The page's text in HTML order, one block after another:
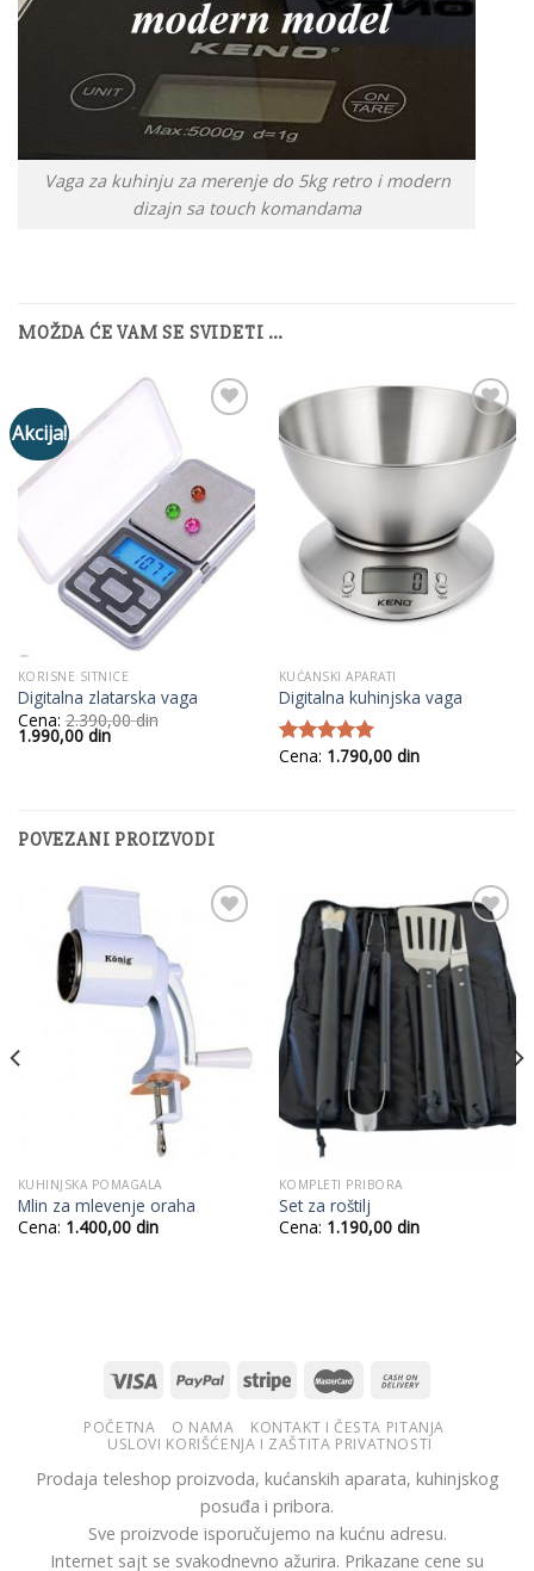
Vaga za kuhinju za merenje do 5kg retro i modern
dizajn sa touch komandama
MOŽDA ĆE VAM SE SVIDETI …
Akcija!
Add to
Wishlist
KORISNE SITNICE
Digitalna zlatarska vaga
Cena: 2.390,00din
Originalna
cena
1.990,00dinTrenutna
cena
Add to
Wishlist
KUĆANSKI APARATI
Digitalna kuhinjska vaga
Ocenjeno
Cena: 1.790,00din
POVEZANI PROIZVODI
KUHINJSKA POMAGALA
Mlin za mlevenje oraha
Cena: 1.400,00din
Add to
Wishlist
KOMPLETI PRIBORA
Set za roštilj
Cena: 1.190,00din
POČETNA O NAMA
KONTAKT I ČESTA PITANJA
USLOVI KORIŠĆENJA I ZAŠTITA PRIVATNOSTI
Prodaja teleshop proizvoda, kućanskih aparata, kuhinjskog
posuđa i pribora.
Sve proizvode isporučujemo na kućnu adresu.
Internet sajt se svakodnevno ažurira. Prikazane cene su